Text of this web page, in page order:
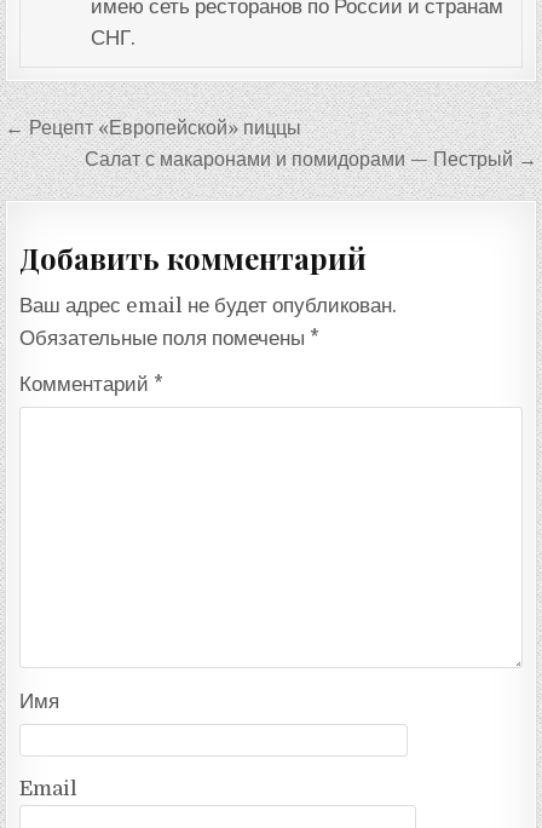
имею сеть ресторанов по России и странам
СНГ.
Навигация
по
записям
← Рецепт «Европейской» пиццы
Салат с макаронами и помидорами — Пестрый →
Добавить комментарий
Ваш адрес email не будет опубликован.
Обязательные поля помечены *
Комментарий *
Имя
Email